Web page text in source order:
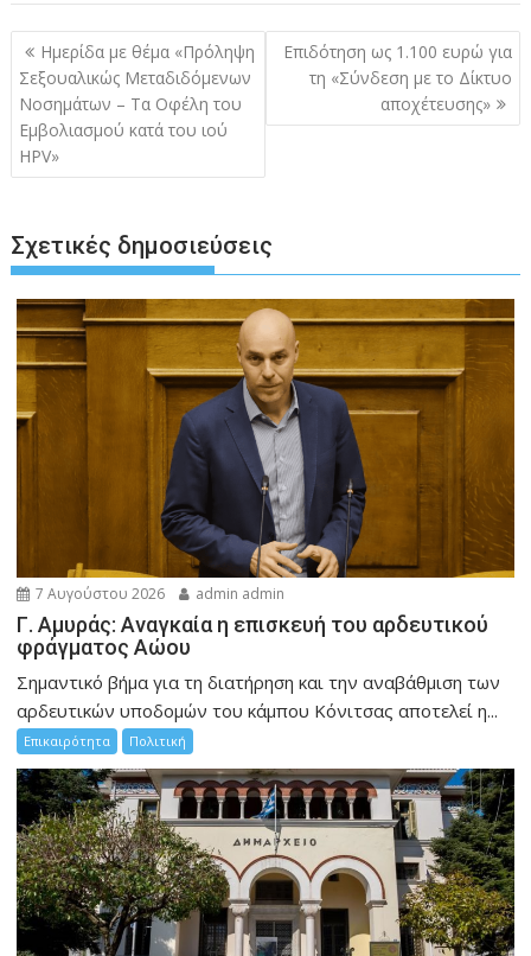
Πλοήγηση
άρθρων
Ημερίδα με θέμα «Πρόληψη
Σεξουαλικώς Μεταδιδόμενων
Νοσημάτων – Τα Οφέλη του
Εμβολιασμού κατά του ιού
HPV»
Επιδότηση ως 1.100 ευρώ για
τη «Σύνδεση με το Δίκτυο
αποχέτευσης»
Σχετικές δημοσιεύσεις
7 Αυγούστου 2026 admin admin
Γ. Αμυράς: Αναγκαία η επισκευή του αρδευτικού
φράγματος Αώου
Σημαντικό βήμα για τη διατήρηση και την αναβάθμιση των
αρδευτικών υποδομών του κάμπου Κόνιτσας αποτελεί η...
Επικαιρότητα Πολιτική